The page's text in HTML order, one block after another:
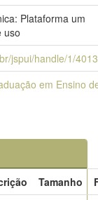
Plataforma um
uso
jspui/handle/1/
em Ensino
Tamanho